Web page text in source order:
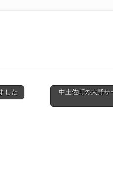
した
中土佐町の大野サ